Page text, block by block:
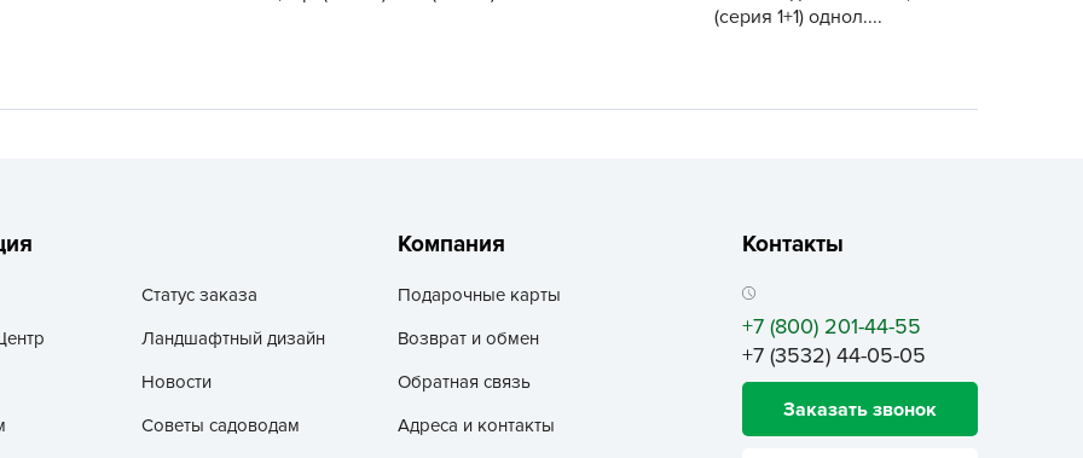
Агрос
АГРОЭЛИТА
АЭЛИТА
Банные штучки
(серия 1+1) однол....
Статус заказа
Ландшафтный дизайн
Новости
Советы садоводам
Компания
Подарочные карты
Возврат и обмен
Обратная связь
Адреса и контакты
Контакты
+7 (800) 201-44-55
+7 (3532) 44-05-05
Заказать звонок